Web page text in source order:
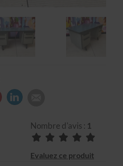
Nombre d'avis : 1
Evaluez ce produit